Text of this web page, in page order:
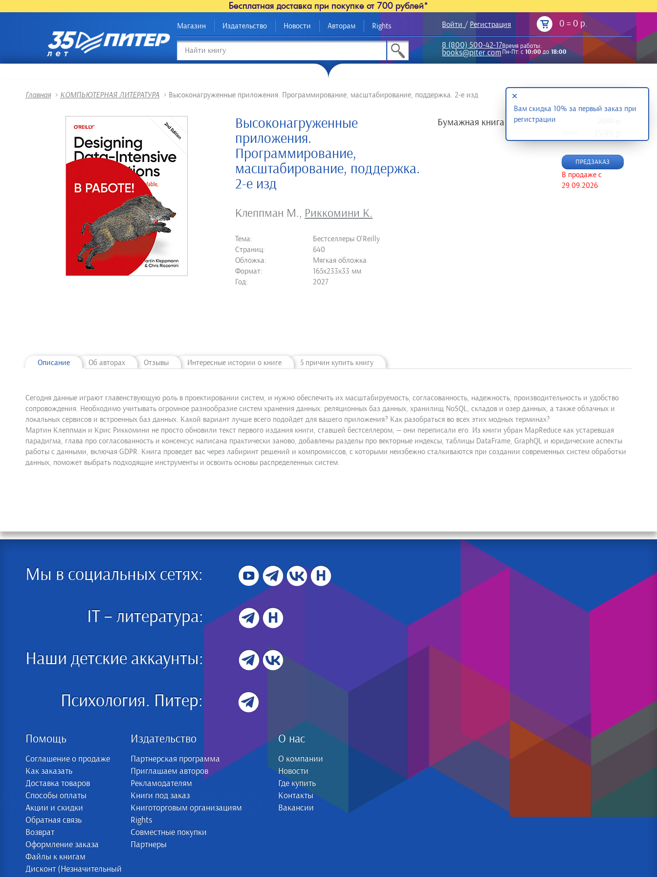
Бесплатная доставка при покупке от 700 рублей*
Магазин Издательство Новости Авторам Rights Войти / Регистрация 0 = 0 р.
8 (800) 500-42-17
books@piter.com
Время работы:
Пн-Пт: с10:00до18:00
Главная > КОМПЬЮТЕРНАЯ ЛИТЕРАТУРА > Высоконагруженные приложения. Программирование, масштабирование, поддержка. 2-е изд
Высоконагруженные
приложения.
Программирование,
масштабирование, поддержка.
2-е изд
Клеппман М., Риккомини К.
Тема:
Бестселлеры O'Reilly
Страниц:
640
Обложка:
Мягкая обложка
Формат:
165х233х33 мм
Год:
2027
Бумажная книга
ПРЕДЗАКАЗ
В продаже с
29.09.2026
Описание Об авторах Отзывы Интересные истории о книге 5 причин купить книгу
Сегодня данные играют главенствующую роль в проектировании систем, и нужно обеспечить их масштабируемость, согласованность, надежность, производительность и удобство
сопровождения. Необходимо учитывать огромное разнообразие систем хранения данных: реляционных баз данных, хранилищ NoSQL, складов и озер данных, а также облачных и
локальных сервисов и встроенных баз данных. Какой вариант лучше всего подойдет для вашего приложения? Как разобраться во всех этих модных терминах?
Мартин Клеппман и Крис Риккомини не просто обновили текст первого издания книги, ставшей бестселлером, — они переписали его. Из книги убран MapReduce как устаревшая
парадигма, глава про согласованность и консенсус написана практически заново, добавлены разделы про векторные индексы, таблицы DataFrame, GraphQL и юридические аспекты
работы с данными, включая GDPR. Книга проведет вас через лабиринт решений и компромиссов, с которыми неизбежно сталкиваются при создании современных систем обработки
данных, поможет выбрать подходящие инструменты и освоить основы распределенных систем.
Мы в социальных сетях:
IT – литература:
Наши детские аккаунты:
Психология. Питер:
Помощь
Соглашение о продаже
Как заказать
Доставка товаров
Способы оплаты
Акции и скидки
Обратная связь
Возврат
Оформление заказа
Файлы к книгам
Дисконт (Незначительный
Издательство
Партнерская программа
Приглашаем авторов
Рекламодателям
Книги под заказ
Книготорговым организациям
Rights
Совместные покупки
Партнеры
О нас
О компании
Новости
Где купить
Контакты
Вакансии
Вам скидка 10% за первый заказ при
регистрации
✕